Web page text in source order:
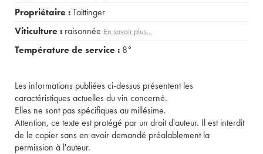
Propriétaire :Taittinger
Viticulture : raisonnée En savoir plus...
Température de service : 8°
Les informations publiées ci-dessus présentent les
caractéristiques actuelles du vin concerné.
Elles ne sont pas spécifiques au millésime.
Attention, ce texte est protégé par un droit d'auteur. Il est interdit
de le copier sans en avoir demandé préalablement la
permission à l'auteur.